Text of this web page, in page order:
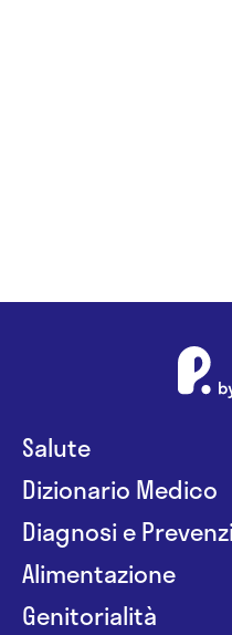
Salute
Dizionario Medico
Diagnosi e
Alimentazione
Genitorialità